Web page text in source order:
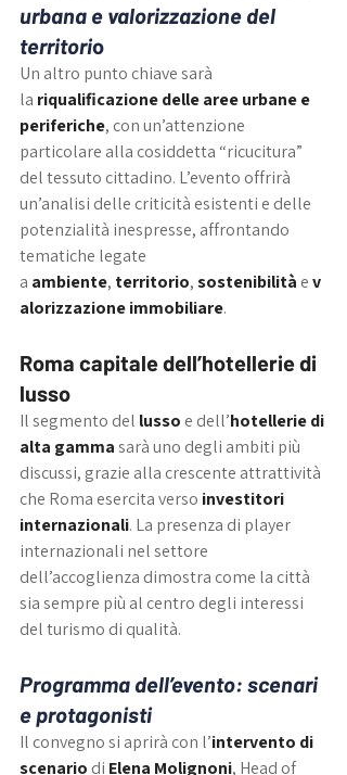
urbana e valorizzazione del
territorio
Un altro punto chiave sarà
la riqualificazione delle aree urbane e
periferiche, con un’attenzione
particolare alla cosiddetta “ricucitura”
del tessuto cittadino. L’evento offrirà
un’analisi delle criticità esistenti e delle
potenzialità inespresse, affrontando
tematiche legate
a ambiente, territorio, sostenibilità e v
alorizzazione immobiliare.
Roma capitale dell’hotellerie di
lusso
Il segmento del lusso e dell’hotellerie di
alta gamma sarà uno degli ambiti più
discussi, grazie alla crescente attrattività
che Roma esercita verso investitori
internazionali. La presenza di player
internazionali nel settore
dell’accoglienza dimostra come la città
sia sempre più al centro degli interessi
del turismo di qualità.
Programma dell’evento: scenari
e protagonisti
Il convegno si aprirà con l’intervento di
scenario di Elena Molignoni, Head of